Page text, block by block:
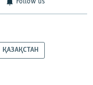
Follow us
ҚАЗАҚСТАН